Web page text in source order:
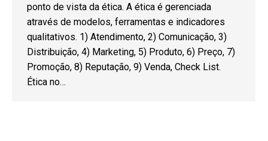
ponto de vista da ética. A ética é gerenciada
através de modelos, ferramentas e indicadores
qualitativos. 1) Atendimento, 2) Comunicação, 3)
Distribuição, 4) Marketing, 5) Produto, 6) Preço, 7)
Promoção, 8) Reputação, 9) Venda, Check List.
Ética no…